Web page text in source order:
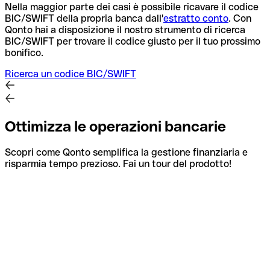
Nella maggior parte dei casi è possibile ricavare il codice
BIC/SWIFT della propria banca dall'estratto conto. Con
Qonto hai a disposizione il nostro strumento di ricerca
BIC/SWIFT per trovare il codice giusto per il tuo prossimo
bonifico.
Ricerca un codice BIC/SWIFT
Ottimizza le operazioni bancarie
Scopri come Qonto semplifica la gestione finanziaria e
risparmia tempo prezioso. Fai un tour del prodotto!